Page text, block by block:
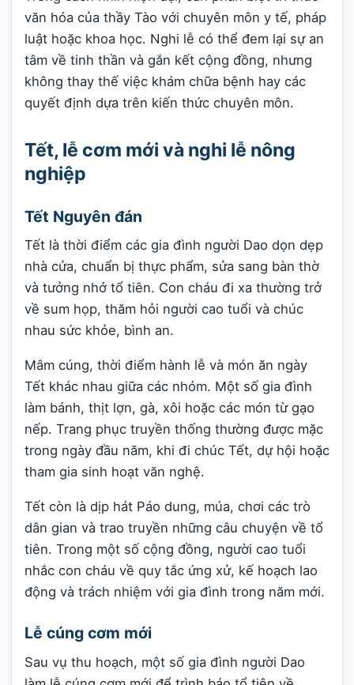
văn hóa của thầy Tào với chuyên môn y tế, pháp
luật hoặc khoa học. Nghi lễ có thể đem lại sự an
tâm về tinh thần và gắn kết cộng đồng, nhưng
không thay thế việc khám chữa bệnh hay các
quyết định dựa trên kiến thức chuyên môn.
Tết, lễ cơm mới và nghi lễ nông
nghiệp
Tết Nguyên đán
Tết là thời điểm các gia đình người Dao dọn dẹp
nhà cửa, chuẩn bị thực phẩm, sửa sang bàn thờ
và tưởng nhớ tổ tiên. Con cháu đi xa thường trở
về sum họp, thăm hỏi người cao tuổi và chúc
nhau sức khỏe, bình an.
Mâm cúng, thời điểm hành lễ và món ăn ngày
Tết khác nhau giữa các nhóm. Một số gia đình
làm bánh, thịt lợn, gà, xôi hoặc các món từ gạo
nếp. Trang phục truyền thống thường được mặc
trong ngày đầu năm, khi đi chúc Tết, dự hội hoặc
tham gia sinh hoạt văn nghệ.
Tết còn là dịp hát Páo dung, múa, chơi các trò
dân gian và trao truyền những câu chuyện về tổ
tiên. Trong một số cộng đồng, người cao tuổi
nhắc con cháu về quy tắc ứng xử, kế hoạch lao
động và trách nhiệm với gia đình trong năm mới.
Lễ cúng cơm mới
Sau vụ thu hoạch, một số gia đình người Dao